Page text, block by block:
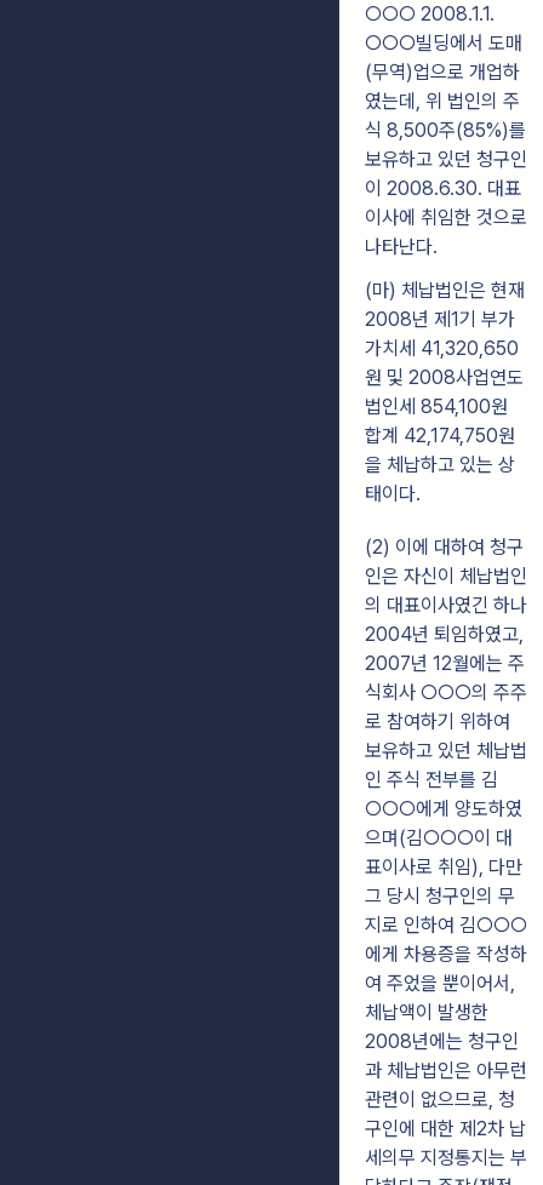
○○○ 2008.1.1.
○○○빌딩에서 도매
(무역)업으로 개업하
였는데, 위 법인의 주
식 8,500주(85%)를
보유하고 있던 청구인
이 2008.6.30. 대표
이사에 취임한 것으로
나타난다.
(마) 체납법인은 현재
2008년 제1기 부가
가치세 41,320,650
원 및 2008사업연도
법인세 854,100원
합계 42,174,750원
을 체납하고 있는 상
태이다.
(2) 이에 대하여 청구
인은 자신이 체납법인
의 대표이사였긴 하나
2004년 퇴임하였고,
2007년 12월에는 주
식회사 ○○○의 주주
로 참여하기 위하여
보유하고 있던 체납법
인 주식 전부를 김
○○○에게 양도하였
으며(김○○○이 대
표이사로 취임), 다만
그 당시 청구인의 무
지로 인하여 김○○○
에게 차용증을 작성하
여 주었을 뿐이어서,
체납액이 발생한
2008년에는 청구인
과 체납법인은 아무런
관련이 없으므로, 청
구인에 대한 제2차 납
세의무 지정통지는 부